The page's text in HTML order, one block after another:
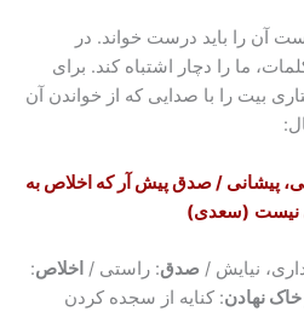
درست خواند. در
دچار اشتباه کند. برای
با صدایی که از خواندن آن
/ صدق پیش آر که اخلاص به
/ صدق: راستی /اخلاص
: کنایه از سجده کردن